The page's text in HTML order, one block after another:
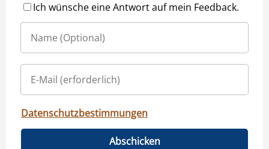
Ich wünsche eine Antwort auf mein Feedback.
Datenschutzbestimmungen
Abschicken